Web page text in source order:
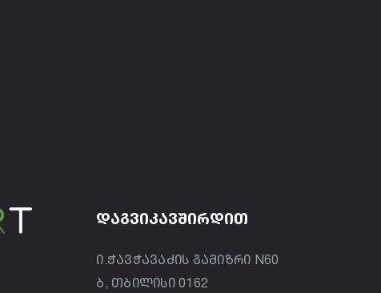
ᲓᲐᲒᲕᲘᲙᲐᲕᲨᲘᲠᲓᲘᲗ
ი.ჭავჭავაძის გამიზრი N60
ბ, თბილისი 0162